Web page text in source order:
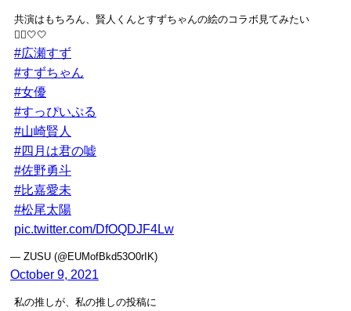
共演はもちろん、賢人くんとすずちゃんの絵のコラボ見てみたい
🙋‍♀️🤍🤍
#広瀬すず
#すずちゃん
#女優
#すっぴいぷる
#山崎賢人
#四月は君の嘘
#佐野勇斗
#比嘉愛未
#松尾太陽
pic.twitter.com/DfOQDJF4Lw
— ZUSU (@EUMofBkd53O0rIK)
October 9, 2021
私の推しが、私の推しの投稿に